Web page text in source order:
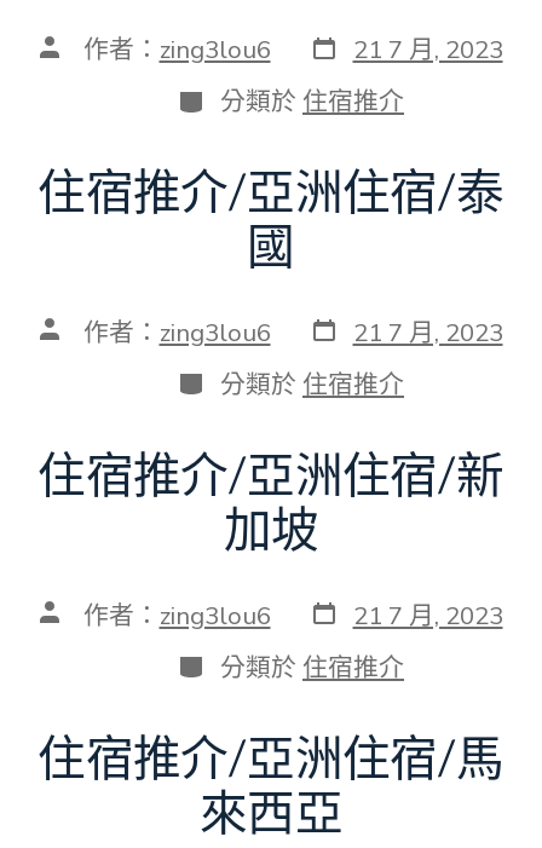
文 作者： zing3lou6 發
表
日
期
21 7 月, 2023
分
類
分類於 住宿推介
住宿推介/亞洲住宿/泰
國
文 作者： zing3lou6 發
表
日
期
21 7 月, 2023
分
類
分類於 住宿推介
住宿推介/亞洲住宿/新
加坡
文 作者： zing3lou6 發
表
日
期
21 7 月, 2023
分
類
分類於 住宿推介
住宿推介/亞洲住宿/馬
來西亞